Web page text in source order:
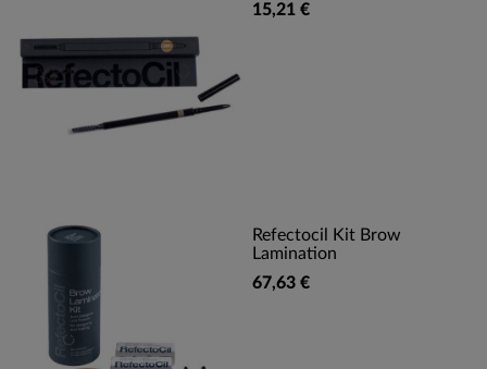
15,21 €
Refectocil Kit Brow
Lamination
67,63 €